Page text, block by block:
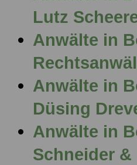
Lutz
Anwälte in
Anwälte in
Düsing
Anwälte in
Schneider